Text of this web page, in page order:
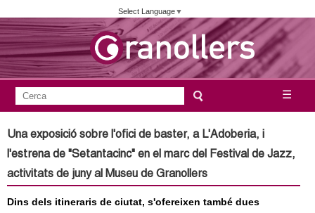
Vés
al
contingut
Select Language▼
u
n
☰
F
m
u
l
e
r
a
Una exposició sobre l'ofici de baster, a L'Adoberia, i
l'estrena de "Setantacinc" en el marc del Festival de Jazz,
activitats de juny al Museu de Granollers
Dins dels itineraris de ciutat, s'ofereixen també dues